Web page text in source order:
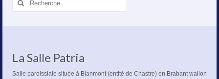
:
La Salle Patria
Salle paroissiale située à Blanmont (entité de Chastre) en Brabant wallon